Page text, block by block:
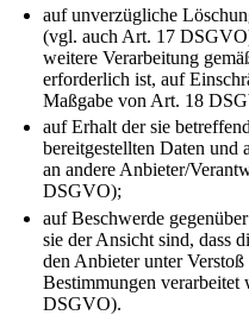
auf unverzügliche
(vgl. auch Art. 17
weitere Verarbeitung
erforderlich ist, auf
Maßgabe von Art. 18
auf Erhalt der sie
bereitgestellten Daten und
an andere Anbieter/
DSGVO);
auf Beschwerde
sie der Ansicht sind, dass
den Anbieter unter
Bestimmungen
DSGVO).